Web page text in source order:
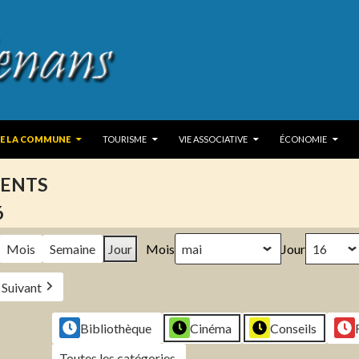
LA COMMUNE
TOURISME VIE ASSOCIATIVE ÉCONOMIE
Mois Semaine Jour Mois Jour
Suivant
Bibliothèque Cinéma Conseils